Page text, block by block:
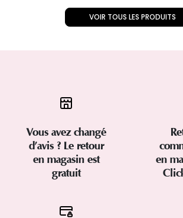
VOIR TOUS LES PRODUITS
Vous avez changé
d’avis ? Le retour
en magasin est
gratuit
en